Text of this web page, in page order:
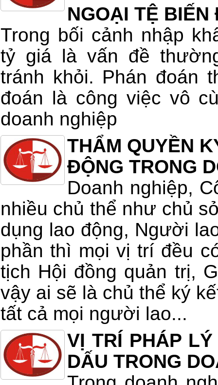
NGOẠI TỆ BIẾN
Trong bối cảnh nhập
tỷ giá là vấn đề
tránh khỏi. Phán đoán
đoán là công việc vô
doanh nghiệp
THẨM QUYỀN
ĐỘNG TRONG
Doanh nghiệp,
nhiều chủ thể như chủ
dụng lao động, Người
phần thì mọi vị trí đều
tịch Hội đồng quản trị,
vậy ai sẽ là chủ thể ký
tất cả mọi người lao...
VỊ TRÍ PHÁP
DẤU TRONG